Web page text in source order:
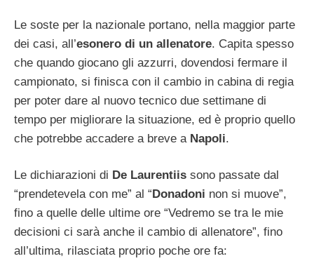
Le soste per la nazionale portano, nella maggior parte
dei casi, all’esonero di un allenatore. Capita spesso
che quando giocano gli azzurri, dovendosi fermare il
campionato, si finisca con il cambio in cabina di regia
per poter dare al nuovo tecnico due settimane di
tempo per migliorare la situazione, ed è proprio quello
che potrebbe accadere a breve a Napoli.
Le dichiarazioni di De Laurentiis sono passate dal
“prendetevela con me” al “ Donadoni non si muove”,
fino a quelle delle ultime ore “Vedremo se tra le mie
decisioni ci sarà anche il cambio di allenatore”, fino
all’ultima, rilasciata proprio poche ore fa: